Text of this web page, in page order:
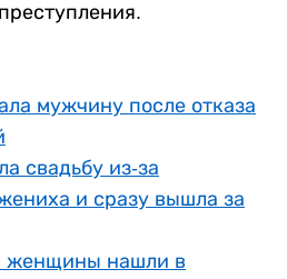
мужчину после отказа
свадьбу из-за
и сразу вышла за
женщины нашли в